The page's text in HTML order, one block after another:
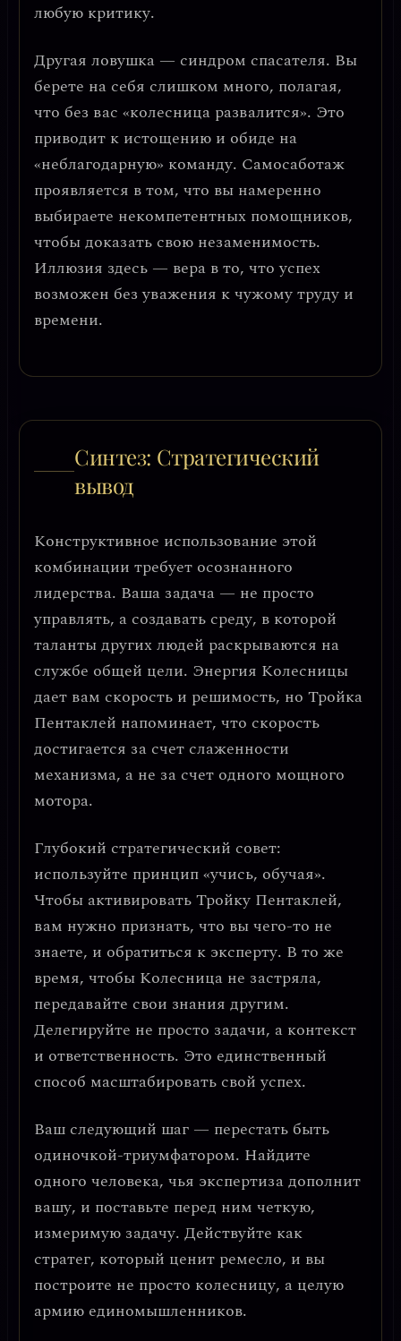
любую критику.
Другая ловушка — синдром спасателя. Вы
берете на себя слишком много, полагая,
что без вас «колесница развалится». Это
приводит к истощению и обиде на
«неблагодарную» команду. Самосаботаж
проявляется в том, что вы намеренно
выбираете некомпетентных помощников,
чтобы доказать свою незаменимость.
Иллюзия здесь — вера в то, что успех
возможен без уважения к чужому труду и
времени.
Синтез: Стратегический
вывод
Конструктивное использование этой
комбинации требует осознанного
лидерства. Ваша задача — не просто
управлять, а создавать среду, в которой
таланты других людей раскрываются на
службе общей цели. Энергия Колесницы
дает вам скорость и решимость, но Тройка
Пентаклей напоминает, что скорость
достигается за счет слаженности
механизма, а не за счет одного мощного
мотора.
Глубокий стратегический совет:
используйте принцип «учись, обучая».
Чтобы активировать Тройку Пентаклей,
вам нужно признать, что вы чего-то не
знаете, и обратиться к эксперту. В то же
время, чтобы Колесница не застряла,
передавайте свои знания другим.
Делегируйте не просто задачи, а контекст
и ответственность. Это единственный
способ масштабировать свой успех.
Ваш следующий шаг — перестать быть
одиночкой-триумфатором. Найдите
одного человека, чья экспертиза дополнит
вашу, и поставьте перед ним четкую,
измеримую задачу. Действуйте как
стратег, который ценит ремесло, и вы
построите не просто колесницу, а целую
армию единомышленников.